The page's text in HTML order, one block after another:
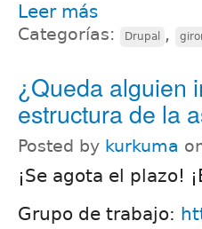
Leer más
Categorías: Drupal ,
¿Queda alguien
estructura de la
Posted by kurkuma
¡Se agota el plazo!
Grupo de trabajo: